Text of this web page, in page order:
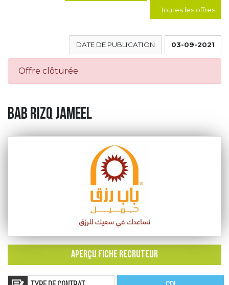
Toutes les offres
03-09-2021
DATE DE PUBLICATION
Offre clôturée
BAB RIZQ JAMEEL
APERÇU FICHE RECRUTEUR